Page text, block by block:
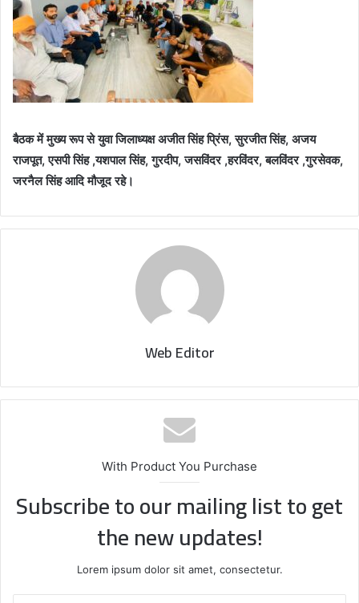
बैठक में मुख्य रूप से युवा जिलाध्यक्ष अजीत सिंह प्रिंस, सुरजीत सिंह, अजय
राजपूत, एसपी सिंह ,यशपाल सिंह, गुरदीप, जसविंदर ,हरविंदर, बलविंदर ,गुरसेवक,
जरनैल सिंह आदि मौजूद रहे।
Web Editor
With Product You Purchase
Subscribe to our mailing list to get
the new updates!
Lorem ipsum dolor sit amet, consectetur.